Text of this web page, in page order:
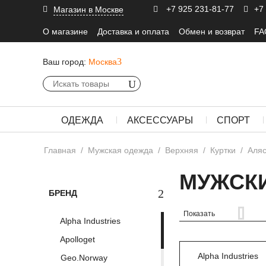
Магазин в Москве +7 925 231-81-77 +7
О магазине Доставка и оплата Обмен и возврат
Ваш город: Москва
ОДЕЖДА АКСЕССУАРЫ СПОРТ
Главная / Мужская одежда / Верхняя / Куртки /
БРЕНД
Alpha Industries
Apolloget
Geo.Norway
Показать
Alpha Industries